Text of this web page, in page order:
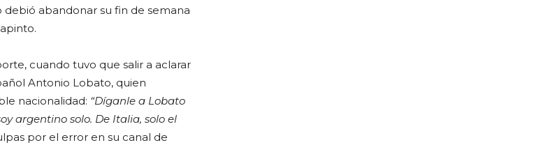
abandonar su fin de semana
cuando tuvo que salir a aclarar
Antonio Lobato, quien
nacionalidad: “Díganle a Lobato
argentino solo. De Italia, solo el
por el error en su canal de